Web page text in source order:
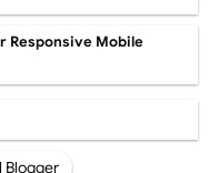
Responsive Mobile
Blogger